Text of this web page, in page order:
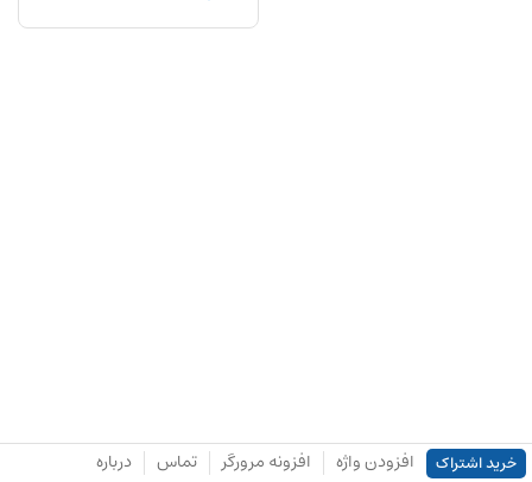
خرید اشتراک افزودن واژه افزونه مرورگر تماس درباره